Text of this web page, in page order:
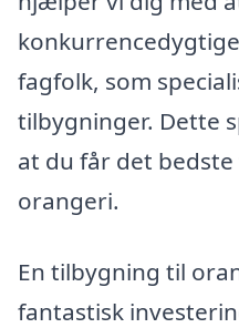
fagfolk, som
tilbygninger. Dette
at du får det
orangeri.
En tilbygning til
fantastisk